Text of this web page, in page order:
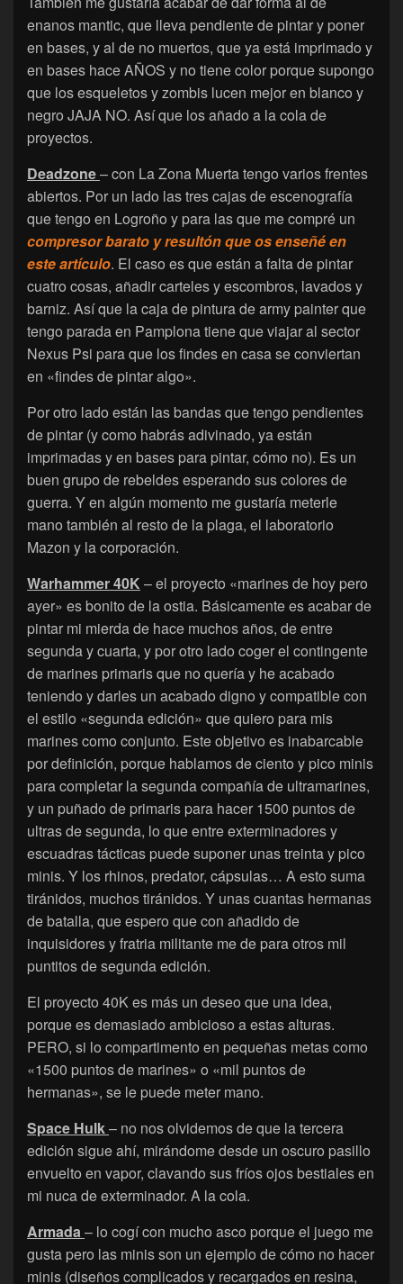
enanos mantic, que lleva pendiente de pintar y poner
en bases, y al de no muertos, que ya está imprimado y
en bases hace AÑOS y no tiene color porque supongo
que los esqueletos y zombis lucen mejor en blanco y
negro JAJA NO. Así que los añado a la cola de
proyectos.
Deadzone– con La Zona Muerta tengo varios frentes
abiertos. Por un lado las tres cajas de escenografía
que tengo en Logroño y para las que me compré un
compresor barato y resultón que os enseñé en
este artículo. El caso es que están a falta de pintar
cuatro cosas, añadir carteles y escombros, lavados y
barniz. Así que la caja de pintura de army painter que
tengo parada en Pamplona tiene que viajar al sector
Nexus Psi para que los findes en casa se conviertan
en «findes de pintar algo».
Por otro lado están las bandas que tengo pendientes
de pintar (y como habrás adivinado, ya están
imprimadas y en bases para pintar, cómo no). Es un
buen grupo de rebeldes esperando sus colores de
guerra. Y en algún momento me gustaría meterle
mano también al resto de la plaga, el laboratorio
Mazon y la corporación.
Warhammer 40K– el proyecto «marines de hoy pero
ayer» es bonito de la ostia. Básicamente es acabar de
pintar mi mierda de hace muchos años, de entre
segunda y cuarta, y por otro lado coger el contingente
de marines primaris que no quería y he acabado
teniendo y darles un acabado digno y compatible con
el estilo «segunda edición» que quiero para mis
marines como conjunto. Este objetivo es inabarcable
por definición, porque hablamos de ciento y pico minis
para completar la segunda compañía de ultramarines,
y un puñado de primaris para hacer 1500 puntos de
ultras de segunda, lo que entre exterminadores y
escuadras tácticas puede suponer unas treinta y pico
minis. Y los rhinos, predator, cápsulas… A esto suma
tiránidos, muchos tiránidos. Y unas cuantas hermanas
de batalla, que espero que con añadido de
inquisidores y fratria militante me de para otros mil
puntitos de segunda edición.
El proyecto 40K es más un deseo que una idea,
porque es demasiado ambicioso a estas alturas.
PERO, si lo compartimento en pequeñas metas como
«1500 puntos de marines» o «mil puntos de
hermanas», se le puede meter mano.
Space Hulk– no nos olvidemos de que la tercera
edición sigue ahí, mirándome desde un oscuro pasillo
envuelto en vapor, clavando sus fríos ojos bestiales en
mi nuca de exterminador. A la cola.
Armada– lo cogí con mucho asco porque el juego me
gusta pero las minis son un ejemplo de cómo no hacer
minis (diseños complicados y recargados en resina,